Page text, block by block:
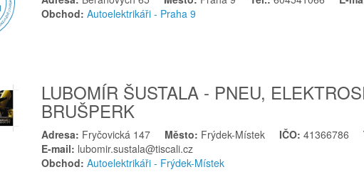
Obchod:Autoelektrikáři - Praha 9
LUBOMÍR ŠUSTALA - PNEU,
BRUŠPERK
Adresa: Fryčovická 147 Město: Frýdek-Místek IČO:41366786
E-mail: lubomir.sustala@tiscali.cz
Obchod:Autoelektrikáři - Frýdek-Místek